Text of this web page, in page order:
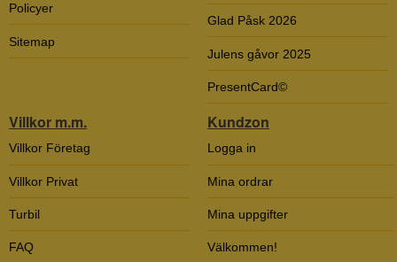
Policyer
Sitemap
Glad Påsk 2026
Julens gåvor 2025
PresentCard©
Villkor m.m.
Villkor Företag
Villkor Privat
Turbil
FAQ
Kundzon
Logga in
Mina ordrar
Mina uppgifter
Välkommen!